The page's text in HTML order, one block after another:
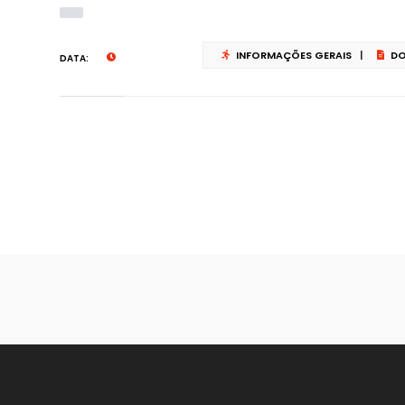
DATA: INFORMAÇÕES GERAIS |